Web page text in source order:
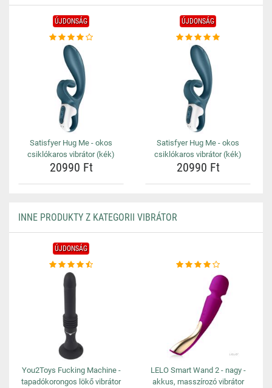
ÚJDONSÁG
Satisfyer Hug Me - okos
csiklókaros vibrátor (kék)
20990 Ft
ÚJDONSÁG
Satisfyer Hug Me - okos
csiklókaros vibrátor (kék)
20990 Ft
INNE PRODUKTY Z KATEGORII VIBRÁTOR
ÚJDONSÁG
You2Toys Fucking Machine -
tapadókorongos lökő vibrátor
LELO Smart Wand 2 - nagy -
akkus, masszírozó vibrátor